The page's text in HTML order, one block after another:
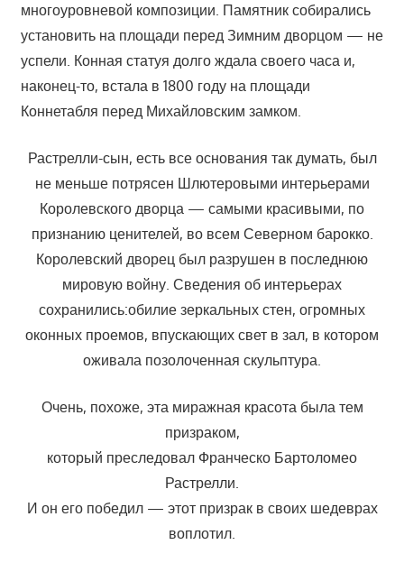
многоуровневой композиции. Памятник собирались
установить на площади перед Зимним дворцом — не
успели. Конная статуя долго ждала своего часа и,
наконец-то, встала в 1800 году на площади
Коннетабля перед Михайловским замком.
Растрелли-сын, есть все основания так думать, был
не меньше потрясен Шлютеровыми интерьерами
Королевского дворца — самыми красивыми, по
признанию ценителей, во всем Северном барокко.
Королевский дворец был разрушен в последнюю
мировую войну. Сведения об интерьерах
сохранились:обилие зеркальных стен, огромных
оконных проемов, впускающих свет в зал, в котором
оживала позолоченная скульптура.
Очень, похоже, эта миражная красота была тем
призраком,
который преследовал Франческо Бартоломео
Растрелли.
И он его победил — этот призрак в своих шедеврах
воплотил.